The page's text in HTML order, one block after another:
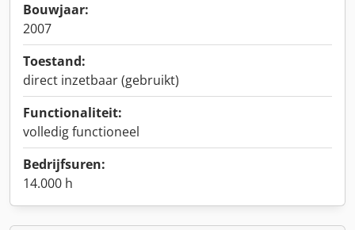
Bouwjaar:
2007
Toestand:
direct inzetbaar (gebruikt)
Functionaliteit:
volledig functioneel
Bedrijfsuren:
14.000 h